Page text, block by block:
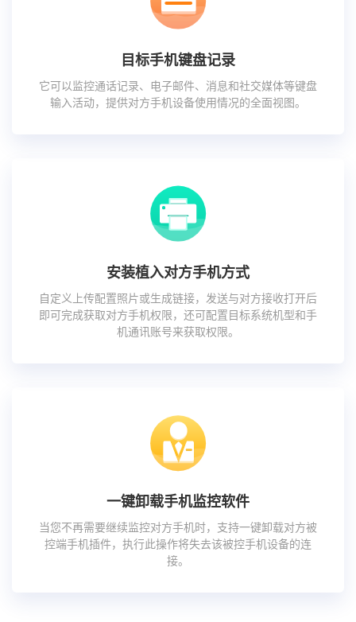
目标手机键盘记录
它可以监控通话记录、电子邮件、消息和社交媒体等键盘
输入活动，提供对方手机设备使用情况的全面视图。
安装植入对方手机方式
自定义上传配置照片或生成链接，发送与对方接收打开后
即可完成获取对方手机权限，还可配置目标系统机型和手
机通讯账号来获取权限。
一键卸载手机监控软件
当您不再需要继续监控对方手机时，支持一键卸载对方被
控端手机插件，执行此操作将失去该被控手机设备的连
接。